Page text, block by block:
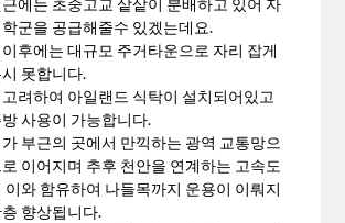
군을 공급해줄수 있겠는데요.
후에는 대규모 주거타운으로 자리 잡게
못합니다.
려하여 아일랜드 식탁이 설치되어있고
사용이 가능합니다.
부근의 곳에서 만끽하는 광역 교통망으
이어지며 추후 천안을 연계하는 고속도
이와 함유하여 나들목까지 운용이 이뤄지
향상됩니다.